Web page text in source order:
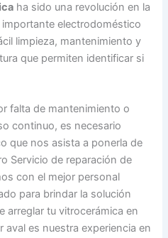
ha sido una revolución en la
electrodoméstico
limpieza, mantenimiento y
que permiten identificar si
falta de mantenimiento o
continuo, es necesario
que nos asista a ponerla de
Servicio de reparación de
con el mejor personal
para brindar la solución
arreglar tu vitrocerámica en
aval es nuestra experiencia en